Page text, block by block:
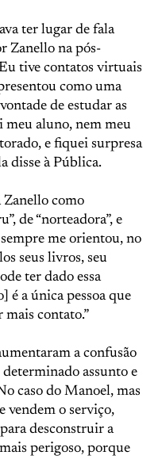
ter lugar de fala
Zanello na pós-
tive contatos virtuais
como uma
de estudar as
meu aluno, nem meu
e fiquei surpresa
disse à Pública.
Zanello como
de “norteadora”, e
me orientou, no
seus livros, seu
ter dado essa
é a única pessoa que
contato.”
a confusão
assunto e
caso do Manoel, mas
vendem o serviço,
desconstruir a
perigoso, porque